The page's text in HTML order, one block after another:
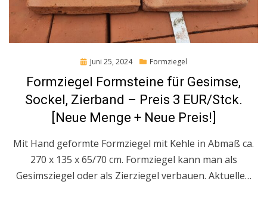
PostedJuni 25, 2024 Formziegel
Formziegel Formsteine für Gesimse,
Sockel, Zierband – Preis 3 EUR/Stck.
[Neue Menge + Neue Preis!]
Mit Hand geformte Formziegel mit Kehle in Abmaß ca.
270 x 135 x 65/70 cm. Formziegel kann man als
Gesimsziegel oder als Zierziegel verbauen. Aktuelle…